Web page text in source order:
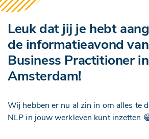
Leuk dat jij je hebt
de informatieavond
Business Practitioner in
Amsterdam!
Wij hebben er nu al zin in om alles te
NLP in jouw werkleven kunt inzetten